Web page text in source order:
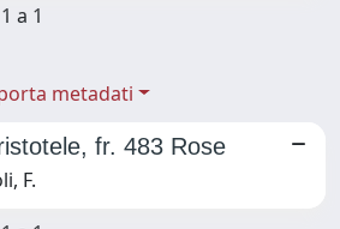
a 1
metadati
fr. 483 Rose
F.